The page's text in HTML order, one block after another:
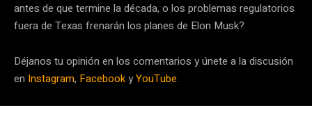
antes de que termine la década, o los problemas regulatorios
fuera de Texas frenarán los planes de Elon Musk?
Déjanos tu opinión en los comentarios y únete a la discusión
en Instagram, FacebookyYouTube.